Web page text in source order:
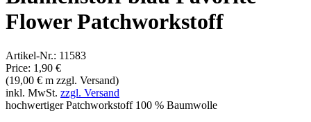
Kollektion / Serie: Favorite Flower
Der Stoff wird in 10cm Schritten verkauft. Bitte einfach die
Artikeldetails
Marke